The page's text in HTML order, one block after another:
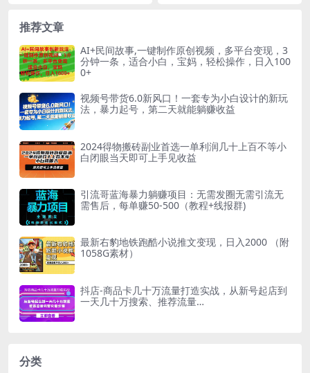
推荐文章
AI+民间故事,一键制作原创视频，多平台变现，3
分钟一条，适合小白，宝妈，轻松操作，日入100
0+
视频号带货6.0新风口！一套专为小白设计的新玩
法，暴力起号，第二天就能躺赚收益
2024得物搬砖副业首选一单利润几十上百不等小
白闭眼当天即可上手见收益
引流哥蓝海暴力躺赚项目：无需发圈无需引流无
需售后，每单赚50-500（教程+线报群)
最新右豹地铁跑酷小说推文变现，日入2000 （附
1058G素材）
抖店-商品卡几十万流量打造实战，从新号起店到
一天几十万搜索、推荐流量…
分类